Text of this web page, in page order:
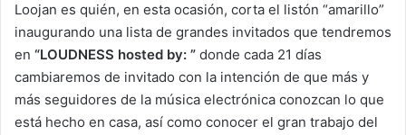
Loojan es quién, en esta ocasión, corta el listón “amarillo”
inaugurando una lista de grandes invitados que tendremos
en “LOUDNESS hosted by: ” donde cada 21 días
cambiaremos de invitado con la intención de que más y
más seguidores de la música electrónica conozcan lo que
está hecho en casa, así como conocer el gran trabajo del